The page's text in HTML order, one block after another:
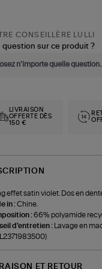
CONSEILLÈRE LULLI
question sur ce produit ?
LIVRAISON
OFFERTE DÈS
150 €
effet satin violet. Dos en
in :Chine.
:66% polyamide
d'entretien :
Lavage en
ET RETOUR